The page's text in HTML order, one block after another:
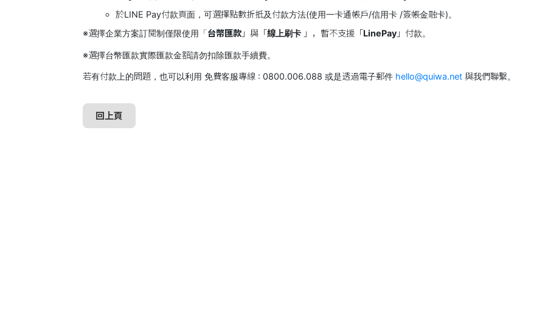
於LINE Pay付款頁面，可選擇點數折抵及付款方法(使用一卡通帳戶/信用卡 /簽帳金融卡)。
※選擇企業方案訂閱制僅限使用「台幣匯款 」與「線上刷卡 」，暫不支援「LinePay 」付款。
※選擇台幣匯款實際匯款金額請勿扣除匯款手續費。
若有付款上的問題，也可以利用 免費客服專線 : 0800.006.088 或是透過電子郵件 hello@quiwa.net 與我們聯繫。
回上頁